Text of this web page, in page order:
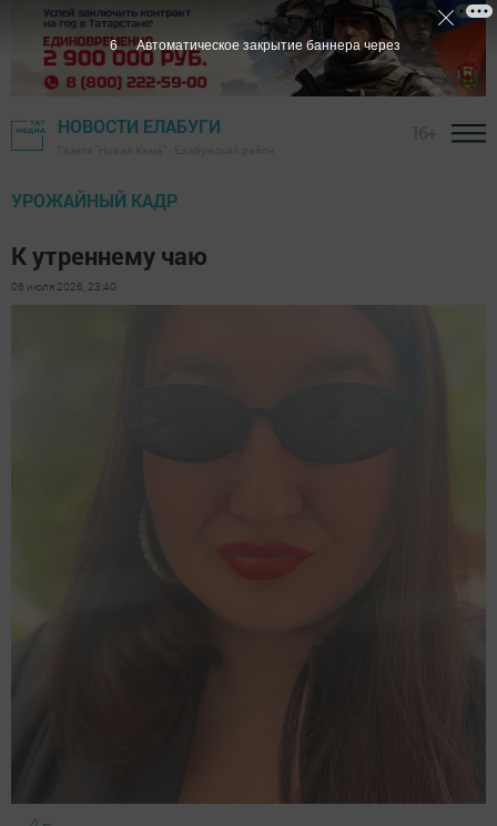
НОВОСТИ ЕЛАБУГИ
УРОЖАЙНЫЙ КАДР
К утреннему чаю
06 июля 2026, 23:40
5 Автоматическое закрытие баннера через